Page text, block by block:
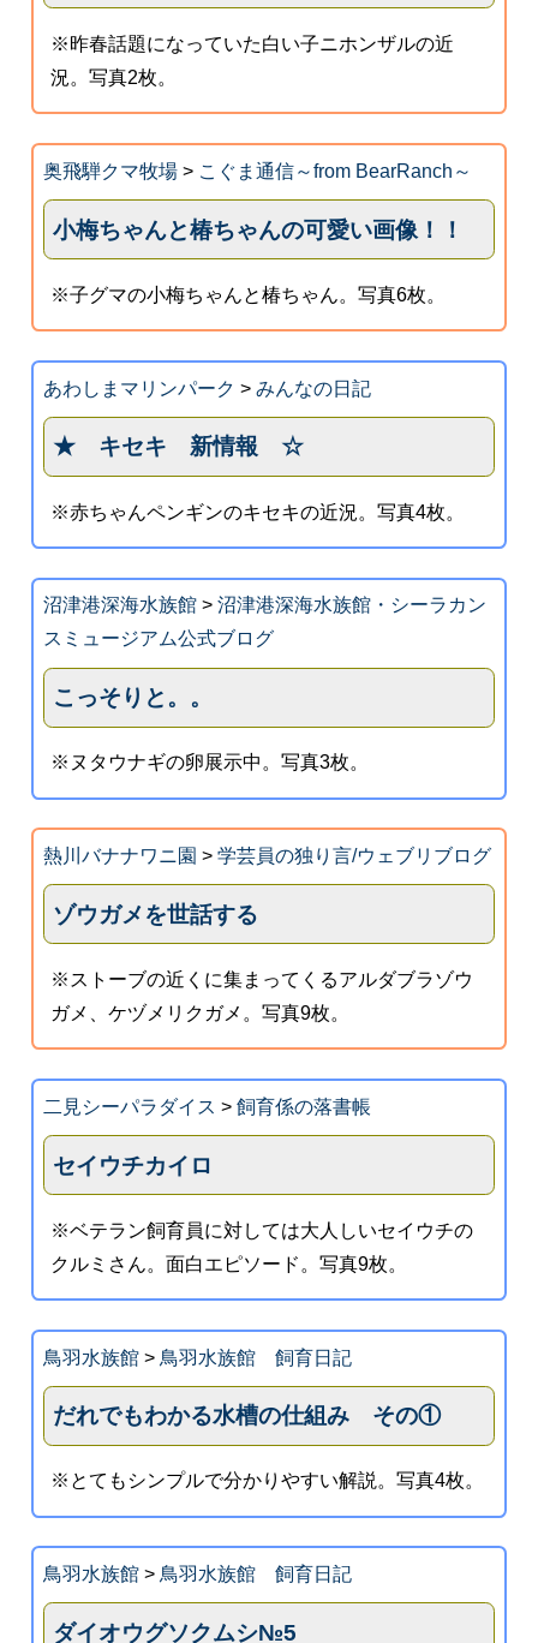
※昨春話題になっていた白い子ニホンザルの近
況。写真2枚。
奥飛騨クマ牧場> こぐま通信～from BearRanch～
小梅ちゃんと椿ちゃんの可愛い画像！！
※子グマの小梅ちゃんと椿ちゃん。写真6枚。
あわしまマリンパーク > みんなの日記
★ キセキ 新情報 ☆
※赤ちゃんペンギンのキセキの近況。写真4枚。
沼津港深海水族館> 沼津港深海水族館・シーラカン
スミュージアム公式ブログ
こっそりと。。
※ヌタウナギの卵展示中。写真3枚。
熱川バナナワニ園 > 学芸員の独り言/ウェブリブログ
ゾウガメを世話する
※ストーブの近くに集まってくるアルダブラゾウ
ガメ、ケヅメリクガメ。写真9枚。
二見シーパラダイス > 飼育係の落書帳
セイウチカイロ
※ベテラン飼育員に対しては大人しいセイウチの
クルミさん。面白エピソード。写真9枚。
鳥羽水族館> 鳥羽水族館 飼育日記
だれでもわかる水槽の仕組み その①
※とてもシンプルで分かりやすい解説。写真4枚。
鳥羽水族館> 鳥羽水族館 飼育日記
ダイオウグソクムシ№5